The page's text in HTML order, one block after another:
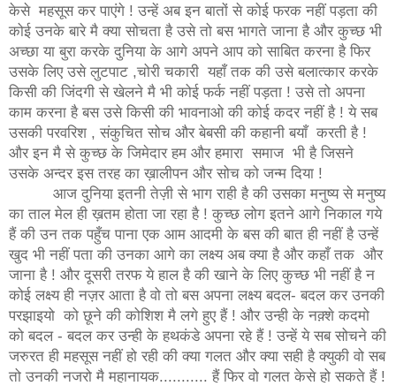
केसे महसूस कर पाएंगे ! उन्हें अब इन बातों से कोई फरक नहीं पड़ता की
कोई उनके बारे मै क्या सोचता है उसे तो बस भागते जाना है और कुच्छ भी
अच्छा या बुरा करके दुनिया के आगे अपने आप को साबित करना है फिर
उसके लिए उसे लुटपाट ,चोरी चकारी यहाँ तक की उसे बलात्कार करके
किसी की जिंदगी से खेलने मै भी कोई फर्क नहीं पड़ता ! उसे तो अपना
काम करना है बस उसे किसी की भावनाओ की कोई कदर नहीं है ! ये सब
उसकी परवरिश , संकुचित सोच और बेबसी की कहानी बयाँ करती है !
और इन मै से कुच्छ के जिमेदार हम और हमारा समाज भी है जिसने
उसके अन्दर इस तरह का ख़ालीपन और सोच को जन्म दिया !
आज दुनिया इतनी तेज़ी से भाग राही है की उसका मनुष्य से मनुष्य
का ताल मेल ही ख़तम होता जा रहा है ! कुच्छ लोग इतने आगे निकाल गये
हैं की उन तक पहुँच पाना एक आम आदमी के बस की बात ही नहीं है उन्हें
खुद भी नहीं पता की उनका आगे का लक्ष्य अब क्या है और कहाँ तक और
जाना है ! और दूसरी तरफ ये हाल है की खाने के लिए कुच्छ भी नहीं है न
कोई लक्ष्य ही नज़र आता है वो तो बस अपना लक्ष्य बदल- बदल कर उनकी
परझाइयो को छूने की कोशिश मै लगे हुए हैं ! और उन्ही के नक़्शे कदमो
को बदल - बदल कर उन्ही के हथकंडे अपना रहे हैं ! उन्हें ये सब सोचने की
जरुरत ही महसूस नहीं हो रही की क्या गलत और क्या सही है क्युकी वो सब
तो उनकी नजरो मै महानायक........... हैं फिर वो गलत केसे हो सकते हैं !